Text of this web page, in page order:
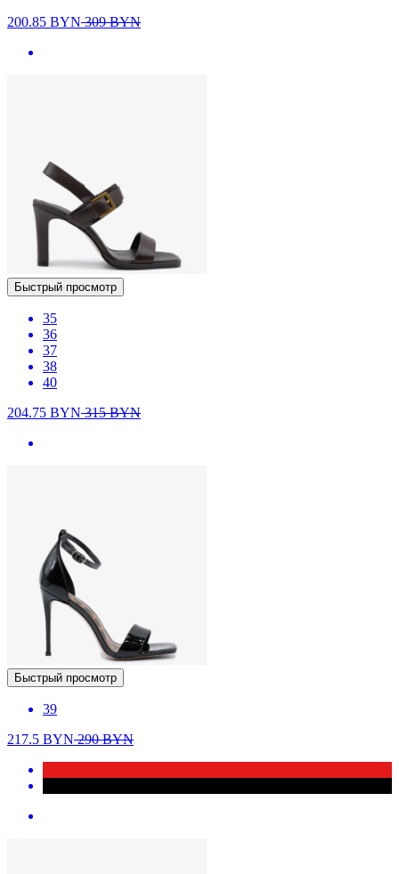
200.85 BYN309BYN
Быстрый просмотр
35
36
37
38
40
204.75 BYN315BYN
Быстрый просмотр
39
217.5 BYN290BYN